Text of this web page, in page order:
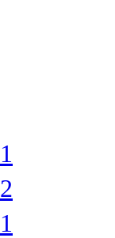
1
2
1